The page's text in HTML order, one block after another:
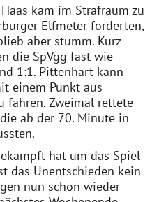
kam im Strafraum zu
Elfmeter forderten,
aber stumm. Kurz
die SpVgg fast wie
1:1. Pittenhart kann
einem Punkt aus
fahren. Zweimal rettete
ab der 70. Minute in
hat um das Spiel
das Unentschieden kein
nun schon wieder